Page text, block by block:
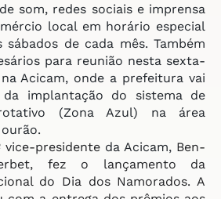
som, redes sociais e imprensa
local em horário especial
de cada mês. Também
para reunião nesta sexta-
Acicam, onde a prefeitura vai
implantação do sistema de
(Zona Azul) na área
vice-presidente da Acicam, Ben-
fez o lançamento da
do Dia dos Namorados. A